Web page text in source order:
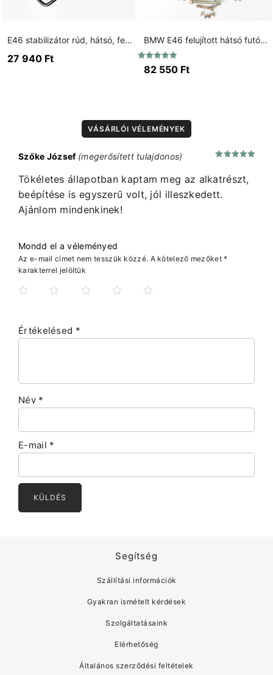
E46 stabilizátor rúd, hátsó, fekete, 19mm.
27 940 Ft
BMW E46 felujított hátsó futómű csavar készlet
Értékelés:
5.00
82 550 Ft
VÁSÁRLÓI VÉLEMÉNYEK
Szőke József (megerősített tulajdonos)
Tökéletes állapotban kaptam meg az alkatrészt,
beépítése is egyszerű volt, jól illeszkedett.
Ajánlom mindenkinek!
Mondd el a véleményed
Az e-mail címet nem tesszük közzé. A kötelező mezőket*
karakterrel jelöltük
Értékelésed *
Név *
E-mail *
Segítség
Szállítási információk
Gyakran ismételt kérdések
Szolgáltatásaink
Elérhetőség
Általános szerződési feltételek